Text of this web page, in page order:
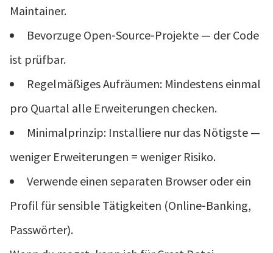
Maintainer.
Bevorzuge Open‑Source‑Projekte — der Code
ist prüfbar.
Regelmäßiges Aufräumen: Mindestens einmal
pro Quartal alle Erweiterungen checken.
Minimalprinzip: Installiere nur das Nötigste —
weniger Erweiterungen = weniger Risiko.
Verwende einen separaten Browser oder ein
Profil für sensible Tätigkeiten (Online‑Banking,
Passwörter).